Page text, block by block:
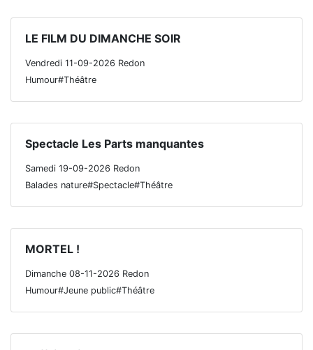
LE FILM DU DIMANCHE SOIR
Vendredi 11-09-2026 Redon
Humour#Théâtre
Spectacle Les Parts manquantes
Samedi 19-09-2026 Redon
Balades nature#Spectacle#Théâtre
MORTEL !
Dimanche 08-11-2026 Redon
Humour#Jeune public#Théâtre